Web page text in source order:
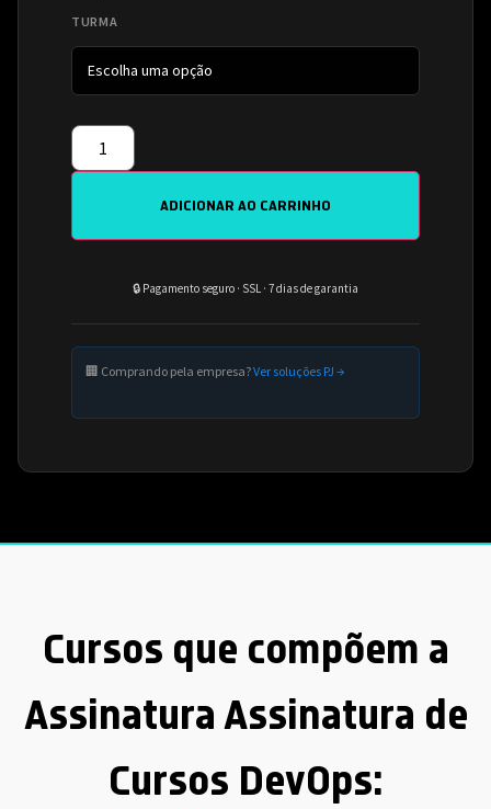
TURMA
ADICIONAR AO CARRINHO
🔒 Pagamento seguro · SSL · 7 dias de garantia
🏢 Comprando pela empresa?Ver soluções PJ →
Cursos que compõem a
Assinatura Assinatura de
Cursos DevOps: